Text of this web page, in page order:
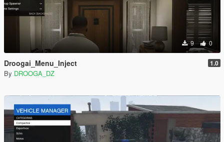
9 0
Droogai_Menu_Inject 1.0
By DROOGA_DZ